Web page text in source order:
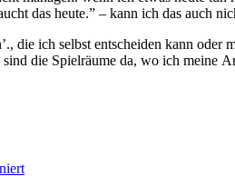
das heute.” – kann ich das auch
die ich selbst entscheiden kann
die Spielräume da, wo ich meine